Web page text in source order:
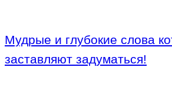
Мудрые и глубокие слова
заставляют задуматься!